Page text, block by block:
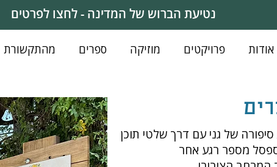
נטיעת הברוש של המדינה - לחצו לפרטים
אודות פרויקטים מוזיקה ספרים מהתקשורת
של גני עם דרך שלטי תוכן
ספסל מספר רגע אחר